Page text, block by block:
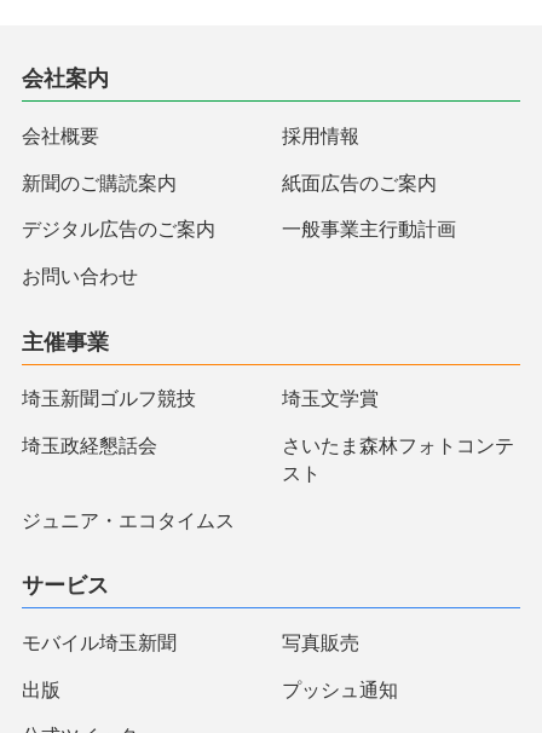
会社案内
会社概要 採用情報
新聞のご購読案内 紙面広告のご案内
デジタル広告のご案内 一般事業主行動計画
お問い合わせ
主催事業
埼玉新聞ゴルフ競技 埼玉文学賞
埼玉政経懇話会
さいたま森林フォトコンテ
スト
ジュニア・エコタイムス
サービス
モバイル埼玉新聞 写真販売
出版 プッシュ通知